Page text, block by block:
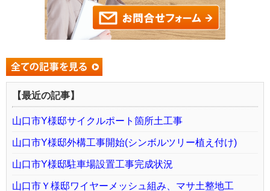
【最近の記事】
山口市Y様邸サイクルポート箇所土工事
山口市Y様邸外構工事開始(シンボルツリー植え付け)
山口市Y様邸駐車場設置工事完成状況
山口市Ｙ様邸ワイヤーメッシュ組み、マサ土整地工